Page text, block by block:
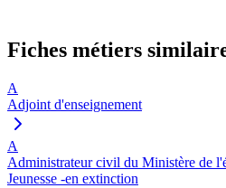
Fiches métiers
A
Adjoint d'enseignement
A
Administrateur civil du Ministère de
Jeunesse -en extinction